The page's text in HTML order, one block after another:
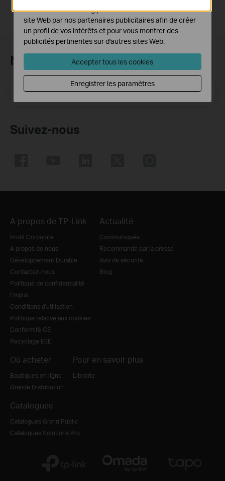
Newsletter TP-Link
E-mail S'enregistrer
Suivez-nous
A propos de TP-Link
Profil Corporate
A propos de nous
Développement Durable
Contactez-nous
Politique de confidentialité
Emploi
Conditions d'utilisation
Politique relative aux cookies
Conformité CE
Recyclage EEE
Actualité
Communiqués
Recommandé par la presse
Avis de sécurité
Blog
Où acheter
Boutiques en ligne
Grande Distribution
Pour en savoir plus
Librairie
Catalogues
Catalogues Grand Public
Catalogues Solutions Pro
Les cookies marketing peuvent être définis via notre
site Web par nos partenaires publicitaires afin de créer
un profil de vos intérêts et pour vous montrer des
publicités pertinentes sur d'autres sites Web.
Accepter tous les cookies
Enregistrer les paramètres